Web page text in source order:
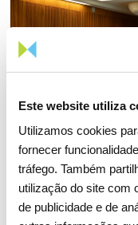
Este website utiliza
Utilizamos cookies
fornecer
tráfego. Também
utilização do site com
de publicidade e de